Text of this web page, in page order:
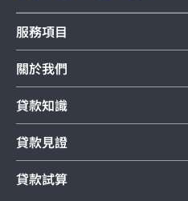
服務項目
關於我們
貸款知識
貸款見證
貸款試算